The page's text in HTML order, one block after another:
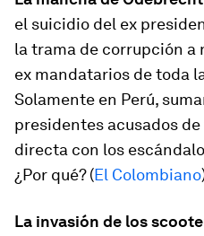
el suicidio del ex
la trama de corrupción a
ex mandatarios de toda
Solamente en Perú,
presidentes acusados
directa con los
¿Por qué? (El Colombiano
La invasión de los